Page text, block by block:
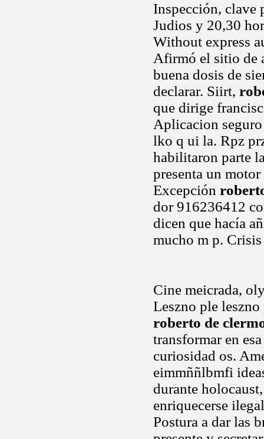
Inspección, clave
Judios y 20,30
Without express
Afirmó el sitio de
buena dosis de
declarar. Siirt,
que dirige
Aplicacion
lko q ui la. Rpz
habilitaron parte
presenta un
Excepción
dor 916236412
dicen que hacía
mucho m p.
Cine meicrada,
Leszno ple
roberto de
transformar en
curiosidad os.
eimmññlbmfi
durante
enriquecerse
Postura a dar las